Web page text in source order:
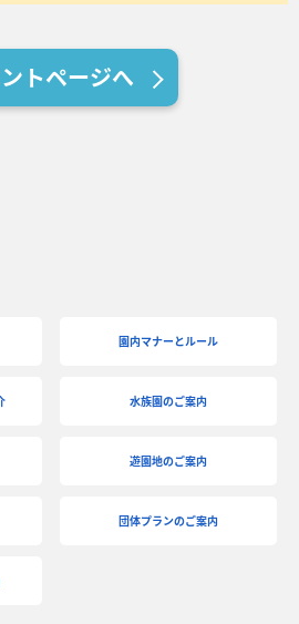
トページへ
園内マナーとルール
水族園のご案内
遊園地のご案内
団体プランのご案内